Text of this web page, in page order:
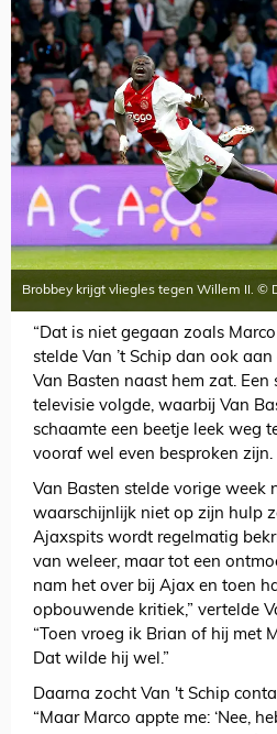
Brobbey krijgt vliegles tegen Willem II. ©
“Dat is niet gegaan zoals
stelde Van ’t Schip dan ook
Van Basten naast hem zat. Een
televisie volgde, waarbij Van
schaamte een beetje leek weg
vooraf wel even besproken zijn.
Van Basten stelde vorige week
waarschijnlijk niet op zijn hulp
Ajaxspits wordt regelmatig
van weleer, maar tot een
nam het over bij Ajax en toen
opbouwende kritiek,” vertelde
“Toen vroeg ik Brian of hij met
Dat wilde hij wel.”
Daarna zocht Van 't Schip
“Maar Marco appte me: ‘Nee,